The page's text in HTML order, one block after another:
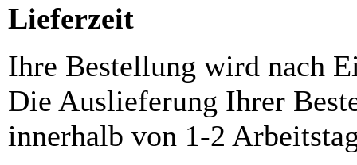
Lieferzeit
Ihre Bestellung wird nach
Die Auslieferung Ihrer
innerhalb von 1-2